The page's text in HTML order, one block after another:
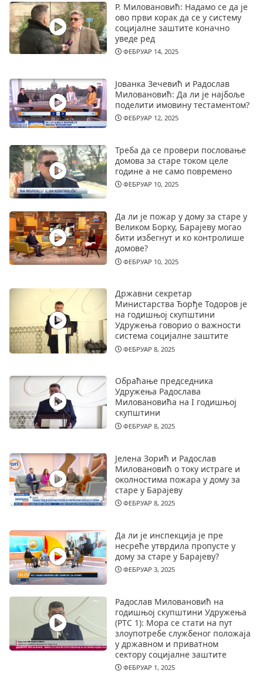
Р. Миловановић: Надамо се да је
ово први корак да се у систему
социјалне заштите коначно
уведе ред
ФЕБРУАР 14, 2025
Јованка Зечевић и Радослав
Миловановић: Да ли је најбоље
поделити имовину тестаментом?
ФЕБРУАР 12, 2025
Треба да се провери пословање
домова за старе током целе
године а не само повремено
ФЕБРУАР 10, 2025
Да ли је пожар у дому за старе у
Великом Борку, Барајеву могао
бити избегнут и ко контролише
домове?
ФЕБРУАР 10, 2025
Државни секретар
Министарства Ђорђе Тодоров је
на годишњој скупштини
Удружења говорио о важности
система социјалне заштите
ФЕБРУАР 8, 2025
Обраћање председника
Удружења Радослава
Миловановића на I годишњој
скупштини
ФЕБРУАР 8, 2025
Јелена Зорић и Радослав
Миловановић о току истраге и
околностима пожара у дому за
старе у Барајеву
ФЕБРУАР 8, 2025
Да ли је инспекција је пре
несреће утврдила пропусте у
дому за старе у Барајеву?
ФЕБРУАР 3, 2025
Радослав Миловановић на
годишњој скупштини Удружења
(РТС 1): Мора се стати на пут
злоупотребе службеног положаја
у државном и приватном
сектору социјалне заштите
ФЕБРУАР 1, 2025